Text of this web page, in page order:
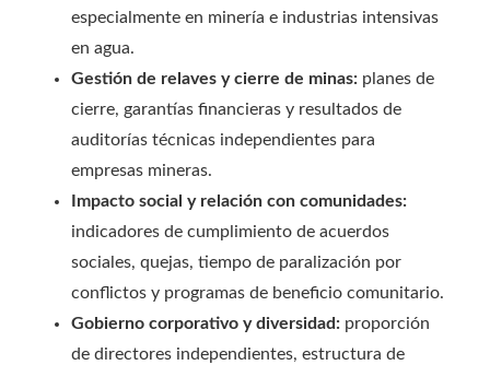
especialmente en minería e industrias intensivas
en agua.
Gestión de relaves y cierre de minas: planes de
cierre, garantías financieras y resultados de
auditorías técnicas independientes para
empresas mineras.
Impacto social y relación con comunidades:
indicadores de cumplimiento de acuerdos
sociales, quejas, tiempo de paralización por
conflictos y programas de beneficio comunitario.
Gobierno corporativo y diversidad: proporción
de directores independientes, estructura de